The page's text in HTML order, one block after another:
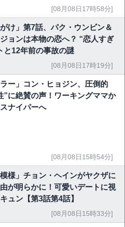
[08月08日17時58分]
がけ」第7話、パク・ウンビン＆
ョンは本物の恋へ？ “恋人すぎ
と12年前の事故の謎
[08月08日17時19分]
ラー」コン・ヒョジン、圧倒的
”に絶賛の声！ワーキングママか
ナイパーへ
[08月08日15時54分]
模様」チョン・ヘインがヤクザに
が明らかに！可愛いデートに視
ュン【第3話第4話】
[08月08日15時33分]